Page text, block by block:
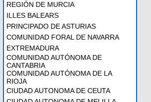
REGIÓN DE MURCIA
ILLES BALEARS
PRINCIPADO DE ASTURIAS
COMUNIDAD FORAL DE NAVARRA
EXTREMADURA
COMUNIDAD AUTÓNOMA DE
CANTABRIA
COMUNIDAD AUTÓNOMA DE LA
RIOJA
CIUDAD AUTONOMA DE CEUTA